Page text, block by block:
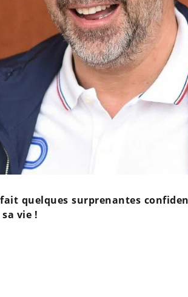
quelques surprenantes
vie !